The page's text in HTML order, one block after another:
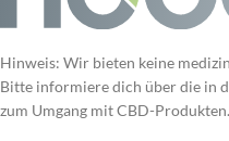
Hinweis: Wir bieten keine
Bitte informiere dich über die in
zum Umgang mit CBD-Produkten.